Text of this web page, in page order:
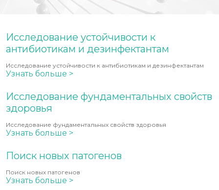
Исследование устойчивости к
антибиотикам и дезинфектантам
Исследование устойчивости к антибиотикам и дезинфектантам
Узнать больше >
Исследование фундаментальных свойств
здоровья
Исследование фундаментальных свойств здоровья
Узнать больше >
Поиск новых патогенов
Поиск новых патогенов
Узнать больше >